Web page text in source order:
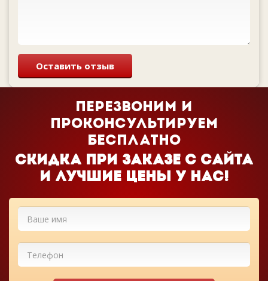
Оставить отзыв
Перезвоним и
проконсультируем
бесплатно
Cкидка при заказе с сайта
и лучшие цены у нас!